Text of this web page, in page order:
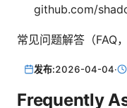
github.com/
常见问题解答（FAQ
发布:2026-04-04·
Frequently